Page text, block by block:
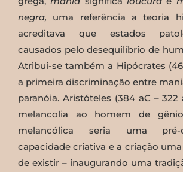
negra, uma referência a teoria
acreditava que estados
causados pelo desequilíbrio de
Atribui-se também a Hipócrates
a primeira discriminação entre
paranóia. Aristóteles (384 aC – 322
melancolia ao homem de
melancólica seria uma pré-
capacidade criativa e a criação
de existir – inaugurando uma